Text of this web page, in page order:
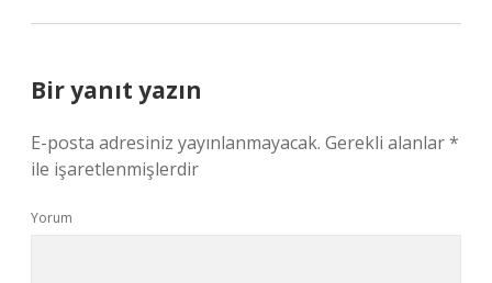
Bir yanıt yazın
E-posta adresiniz yayınlanmayacak. Gerekli alanlar*
ile işaretlenmişlerdir
Yorum